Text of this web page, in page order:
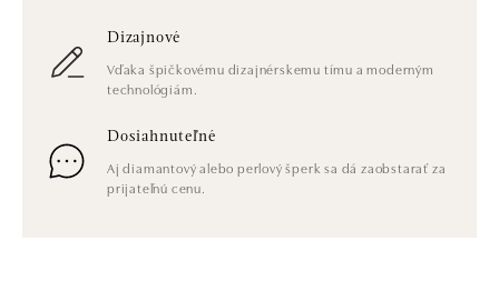
Dizajnové
Vďaka špičkovému dizajnérskemu tímu a moderným
technológiám.
Dosiahnuteľné
Aj diamantový alebo perlový šperk sa dá zaobstarať za
prijateľnú cenu.